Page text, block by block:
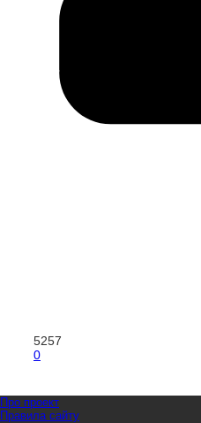
5257
0
Про проект
Правила сайту